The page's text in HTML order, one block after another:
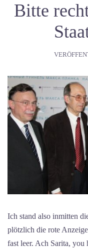
Bitte
Ich stand also inmitten
plötzlich die rote
fast leer. Ach Sarita,